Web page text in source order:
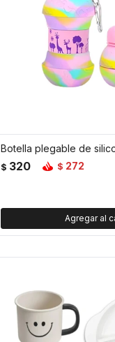
$ 320 $ 272